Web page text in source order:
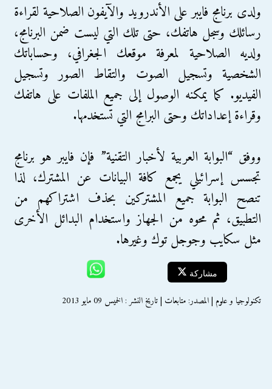
ولدى برنامج فايبر على الأندرويد والآيفون الصلاحية لقراءة
رسائلك وسجل هاتفك، حتى تلك التي ليست ضمن البرنامج،
ولديه الصلاحية لمعرفة موقعك الجغرافي، وحساباتك
الشخصية وتسجيل الصوت والتقاط الصور وتسجيل
الفيديو. كما يمكنه الوصول إلى جميع الملفات على هاتفك
وقراءة إعداداتك وحتى البرامج التي تستخدمها.
ووفق “البوابة العربية لأخبار التقنية” فإن فايبر هو برنامج
تجسس إسرائيلي يجمع كافة البيانات عن المشترك، لذا
تنصح البوابة جميع المشتركين بحذف اشتراكهم من
التطبيق، ثم محوه من الجهاز واستخدام البدائل الأخرى
مثل سكايب وجوجل توك وغيرها.
مشاركة
تكنولوجيا و علوم | المصدر: متابعات | تاريخ النشر : الخميس 09 مايو 2013